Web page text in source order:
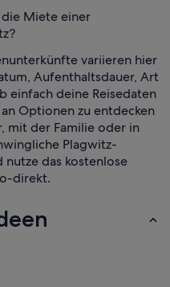
Miete einer
variieren hier
Aufenthaltsdauer, Art
einfach deine Reisedaten
Optionen zu entdecken
mit der Familie oder in
Plagwitz-
nutze das kostenlose
direkt.